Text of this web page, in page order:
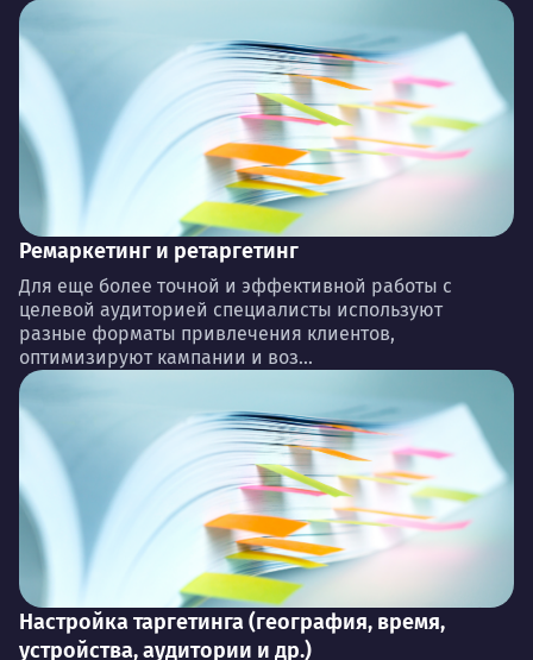
Ремаркетинг и ретаргетинг
Для еще более точной и эффективной работы с
целевой аудиторией специалисты используют
разные форматы привлечения клиентов,
оптимизируют кампании и воз...
Настройка таргетинга (география, время,
устройства, аудитории и др.)